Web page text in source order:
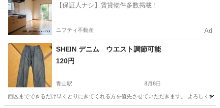
【保証人ナシ】賃貸物件多数掲載！
ニフティ不動産 Ad
SHEIN デニム ウエスト調節可能
120円
青山駅 8月8日
西区までできるだけ早くとりにきてくれる方を優先させていただきます。 よろしくお